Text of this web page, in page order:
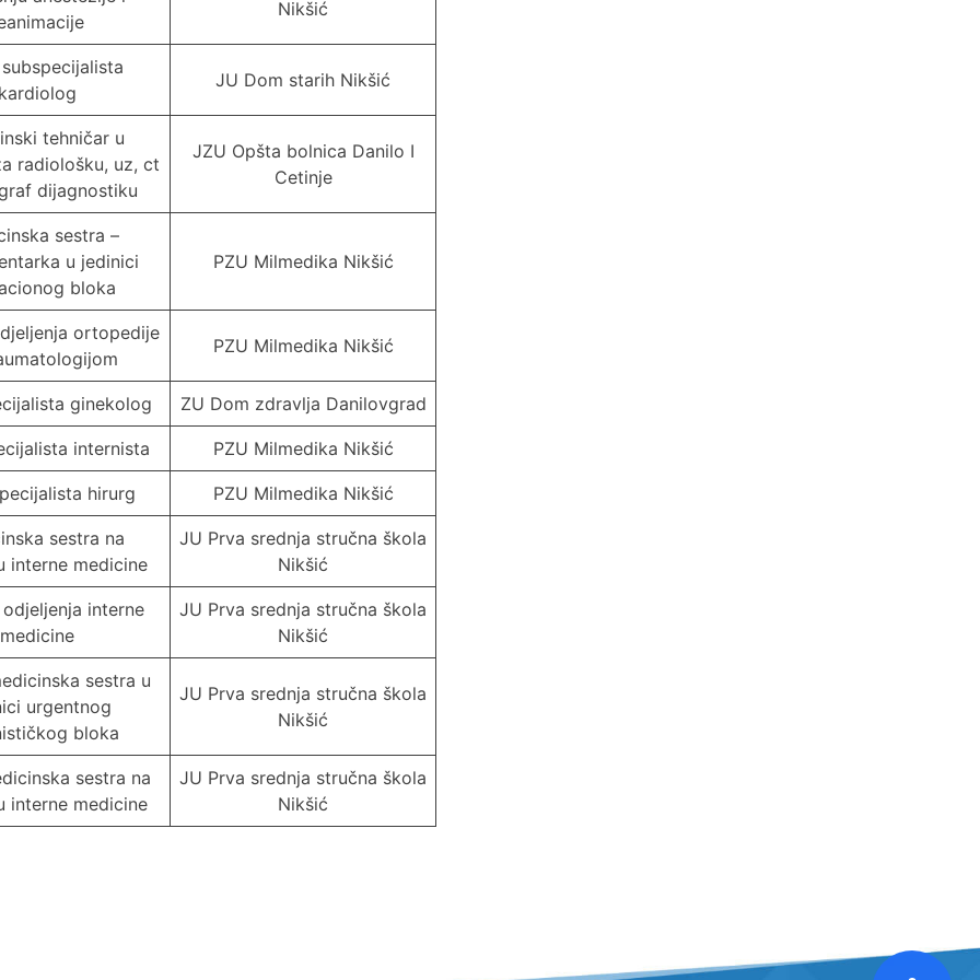
Nikšić
JU Dom starih Nikšić
tehničar u
radiološku, uz, ct
dijagnostiku
JZU Opšta bolnica Danilo I
Cetinje
sestra –
u jedinici
bloka
PZU Milmedika Nikšić
ortopedije
PZU Milmedika Nikšić
ginekolog ZU Dom zdravlja Danilovgrad
internista PZU Milmedika Nikšić
hirurg PZU Milmedika Nikšić
sestra na
interne medicine
JU Prva srednja stručna škola
Nikšić
interne
medicine
JU Prva srednja stručna škola
Nikšić
sestra u
urgentnog
bloka
JU Prva srednja stručna škola
Nikšić
sestra na
interne medicine
JU Prva srednja stručna škola
Nikšić